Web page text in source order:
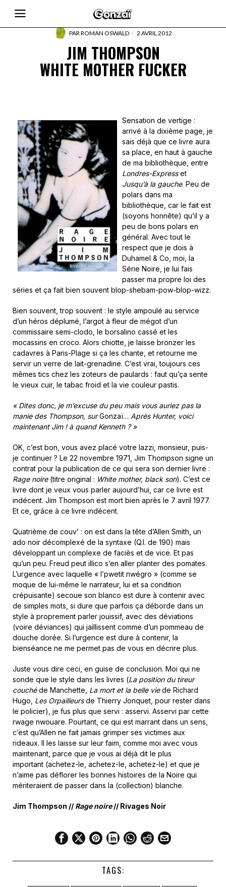
PARROMAN OSWALD 2 AVRIL 2012
JIM THOMPSON
WHITE MOTHER FUCKER
Sensation de vertige :
arrivé à la dixième page, je
sais déjà que ce livre aura
sa place, en haut à gauche
de ma bibliothèque, entre
Londres-Expresset
Jusqu’à la gauche. Peu de
polars dans ma
bibliothèque, car le fait est
(soyons honnête) qu’il y a
peu de bons polars en
général. Avec tout le
respect que je dois à
Duhamel & Co, moi, la
Série Noire, je lui fais
passer ma propre loi des
séries et ça fait bien souvent blop-shebam-pow-blop-wizz.
Bien souvent, trop souvent : le style ampoulé au service
d’un héros déplumé, l’argot à fleur de mégot d’un
commissaire semi-clodo, le borsalino cassé et les
mocassins en croco. Alors chiotte, je laisse bronzer les
cadavres à Paris-Plage si ça les chante, et retourne me
servir un verre de lait-grenadine. C’est vrai, toujours ces
mêmes tics chez les zoteurs de paulards : faut qu’ça sente
le vieux cuir, le tabac froid et la vie couleur pastis.
« Dites donc, je m’excuse du peu mais vous auriez pas la
manie des Thompson, surGonzaï… Après Hunter, voici
maintenant Jim ! à quand Kenneth ? »
OK, c’est bon, vous avez placé votre lazzi, monsieur, puis-
je continuer ? Le 22 novembre 1971, Jim Thompson signe un
contrat pour la publication de ce qui sera son dernier livre :
Rage noire(titre original : White mother, black son). C’est ce
livre dont je veux vous parler aujourd’hui, car ce livre est
indécent. Jim Thompson est mort bien après le 7 avril 1977.
Et ce, grâce à ce livre indécent.
Quatrième de couv’ : on est dans la tête d’Allen Smith, un
ado noir décomplexé de la syntaxe (Q.I. de 190) mais
développant un complexe de faciès et de vice. Et pas
qu’un peu. Freud peut illico s’en aller planter des pomates.
L’urgence avec laquelle « l’pwetit nwégro » (comme se
moque de lui-même le narrateur, lui et sa condition
crépuisante) secoue son blanco est dure à contenir avec
de simples mots, si dure que parfois ça déborde dans un
style à proprement parler jouissif, avec des déviations
(voire déviances) qui jaillissent comme d’un pommeau de
douche dorée. Si l’urgence est dure à contenir, la
bienséance ne me permet pas de vous en décrire plus.
Juste vous dire ceci, en guise de conclusion. Moi qui ne
sonde que le style dans les livres (La position du tireur
couchéde Manchette, La mort et la belle viede Richard
Hugo, Les Orpailleursde Thierry Jonquet, pour rester dans
le policier), je fus plus que servi : asservi. Asservi par cette
rwage nwouare. Pourtant, ce qui est marrant dans un sens,
c’est qu’Allen ne fait jamais grimper ses victimes aux
rideaux. Il les laisse sur leur faim, comme moi avec vous
maintenant, parce que je vous ai déjà dit le plus
important (achetez-le, achetez-le, achetez-le) et que je
n’aime pas déflorer les bonnes histoires de la Noire qui
mériteraient de passer dans la (collection) blanche.
Jim Thompson // Rage noire// Rivages Noir
TAGS: